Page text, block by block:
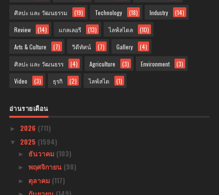
ศิลปะ และ วัฒนธรรม (19) Technology (18) Industry (14)
Review (14) แกลเลอรี (13) ไลฟ์สไตล (10)
Arts & Culture (7) วิดีทัศน์ (7) Gallery (4)
ศิลปะ และ วัฒนธรร (4) Agriculture (3) Environment (3)
Video (3) ธุรกิ (2) ไลฟ์สไต (1)
อ่านรายเดือน
► 2026 (711)
▼ 2025 (1594)
► ธันวาคม (103)
► พฤศจิกายน (98)
► ตุลาคม (117)